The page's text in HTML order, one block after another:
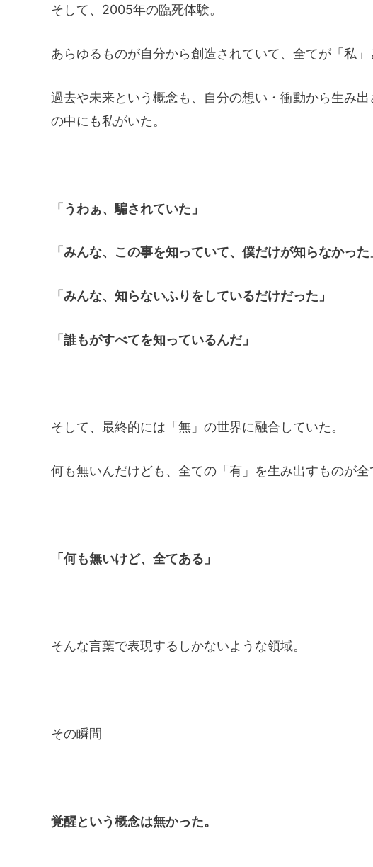
そして、2005年の臨死体験。
あらゆるものが自分から創造されていて、全てが「私」
過去や未来という概念も、自分の想い・衝動から生み
の中にも私がいた。
「うわぁ、騙されていた」
「みんな、この事を知っていて、僕だけが知らなかった
「みんな、知らないふりをしているだけだった」
「誰もがすべてを知っているんだ」
そして、最終的には「無」の世界に融合していた。
何も無いんだけども、全ての「有」を生み出すものが全
「何も無いけど、全てある」
そんな言葉で表現するしかないような領域。
その瞬間
覚醒という概念は無かった。